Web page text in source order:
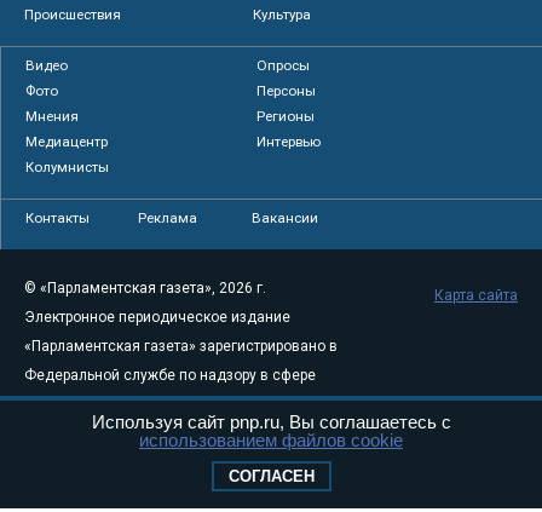
Происшествия
Культура
Видео
Опросы
Фото
Персоны
Мнения
Регионы
Медиацентр
Интервью
Колумнисты
Контакты Реклама Вакансии
© «Парламентская газета», 2026 г.
Электронное периодическое издание
«Парламентская газета» зарегистрировано в
Федеральной службе по надзору в сфере
связи, информационных технологий и
массовых коммуникаций (Роскомнадзор) 05
Свидетельство о регистрации Эл № ФС77-
Карта сайта
Используя сайт pnp.ru, Вы соглашаетесь с
использованием файлов cookie
СОГЛАСЕН